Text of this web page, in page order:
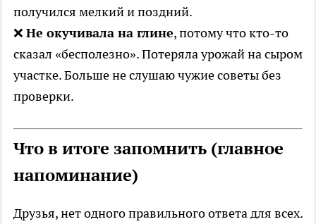
получился мелкий и поздний.
❌ Не окучивала на глине, потому что кто-то
сказал «бесполезно». Потеряла урожай на сыром
участке. Больше не слушаю чужие советы без
проверки.
Что в итоге запомнить (главное
напоминание)
Друзья, нет одного правильного ответа для всех.